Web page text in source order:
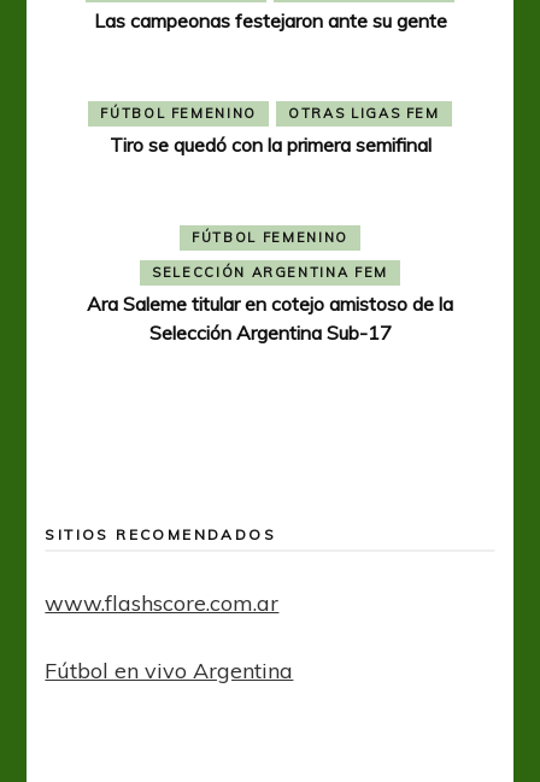
Las campeonas festejaron ante su gente
FÚTBOL FEMENINO OTRAS LIGAS FEM
Tiro se quedó con la primera semifinal
FÚTBOL FEMENINO
SELECCIÓN ARGENTINA FEM
Ara Saleme titular en cotejo amistoso de la
Selección Argentina Sub-17
SITIOS RECOMENDADOS
www.flashscore.com.ar
Fútbol en vivo Argentina